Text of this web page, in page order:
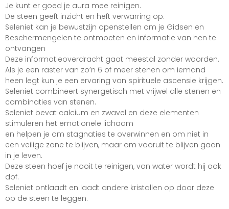
Je kunt er goed je aura mee reinigen.
De steen geeft inzicht en heft verwarring op.
Seleniet kan je bewustzijn openstellen om je Gidsen en
Beschermengelen te ontmoeten en informatie van hen te
ontvangen
Deze informatieoverdracht gaat meestal zonder woorden.
Als je een raster van zo’n 6 of meer stenen om iemand
heen legt kun je een ervaring van spirituele ascensie krijgen.
Seleniet combineert synergetisch met vrijwel alle stenen en
combinaties van stenen.
Seleniet bevat calcium en zwavel en deze elementen
stimuleren het emotionele lichaam
en helpen je om stagnaties te overwinnen en om niet in
een veilige zone te blijven, maar om vooruit te blijven gaan
in je leven.
Deze steen hoef je nooit te reinigen, van water wordt hij ook
dof.
Seleniet ontlaadt en laadt andere kristallen op door deze
op de steen te leggen.